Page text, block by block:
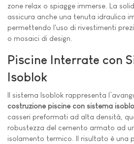
zone relax o spiagge immerse. La
assicura anche una tenuta idraulica
permettendo l'uso di rivestimenti
o mosaici di design.
Piscine Interrate con
Isoblok
Il sistema Isoblok rappresenta
costruzione piscine con sistema
casseri preformati ad alta densità,
robustezza del cemento armato ad
isolamento termico. Il risultato è una